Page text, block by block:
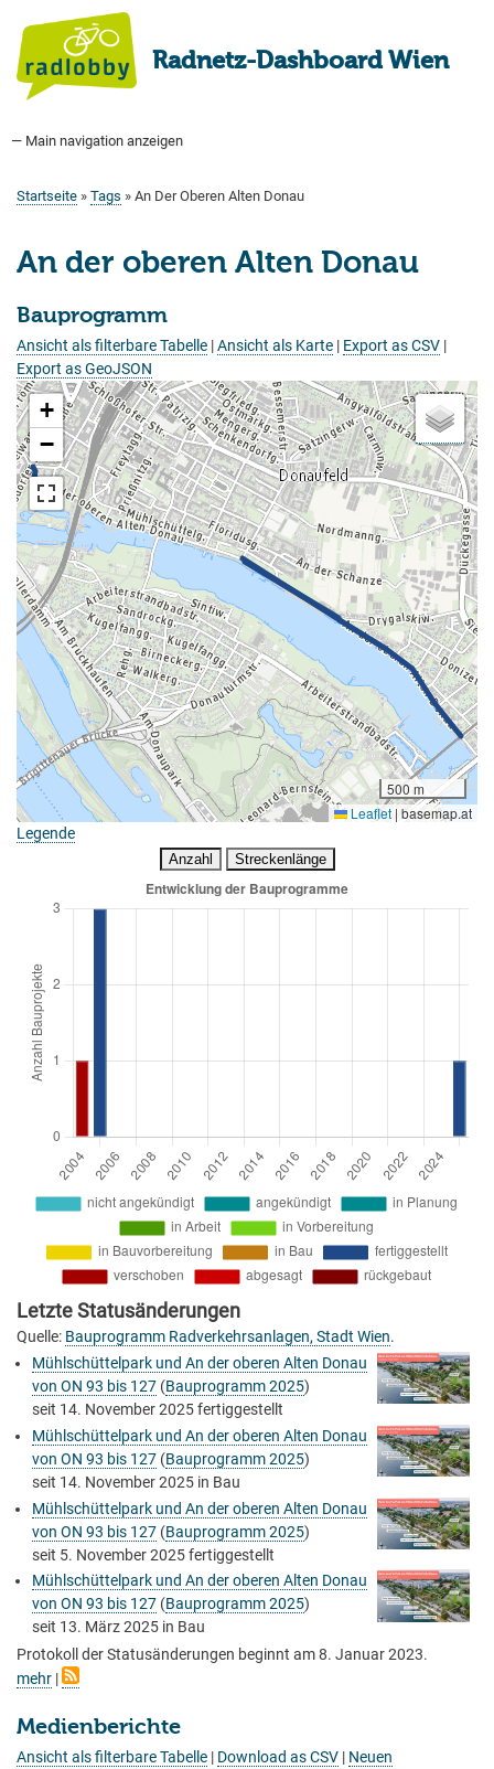
Inhalt
Radnetz-Dashboard Wien
Main
— Main navigation anzeigen
Startseite
Bauprogramm
Aktuell Geplant
Weitere Bauprojekte
Hauptradverkehrsnetz
Bezirke
Medienberichte
Tags
Über uns
Startseite Tags An Der Oberen Alten Donau
An der oberen Alten Donau
Bauprogramm
Ansicht als filterbare Tabelle |Ansicht als Karte | Export as CSV |
Export as GeoJSON
+
−
500 m
Leaflet | basemap.at
Legende
Letzte Statusänderungen
Quelle: Bauprogramm Radverkehrsanlagen, Stadt Wien.
Mühlschüttelpark und An der oberen Alten Donau
von ON 93 bis 127 (Bauprogramm 2025)
seit 14. November 2025fertiggestellt
Mühlschüttelpark und An der oberen Alten Donau
von ON 93 bis 127 (Bauprogramm 2025)
seit 14. November 2025 in Bau
Mühlschüttelpark und An der oberen Alten Donau
von ON 93 bis 127 (Bauprogramm 2025)
seit 5. November 2025fertiggestellt
Mühlschüttelpark und An der oberen Alten Donau
von ON 93 bis 127 (Bauprogramm 2025)
seit 13. März 2025 in Bau
Protokoll der Statusänderungen beginnt am 8. Januar 2023.
mehr |
Medienberichte
Ansicht als filterbare Tabelle | Download as CSV | Neuen